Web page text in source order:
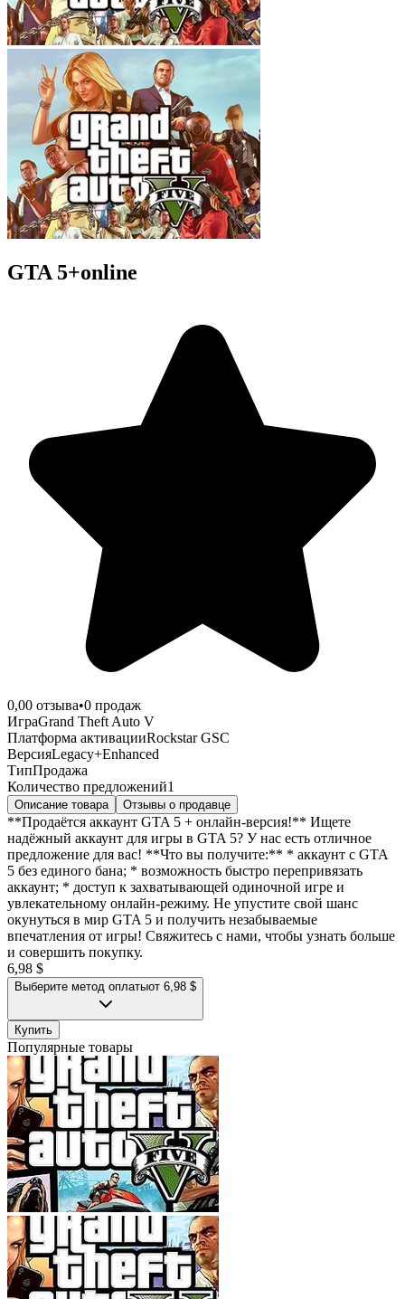
GTA 5+online
0,00 отзыва•0 продаж
ИграGrand Theft Auto V
Платформа активацииRockstar GSC
ВерсияLegacy+Enhanced
ТипПродажа
Количество предложений1
Описание товара Отзывы о продавце
**Продаётся аккаунт GTA 5 + онлайн-версия!** Ищете
надёжный аккаунт для игры в GTA 5? У нас есть отличное
предложение для вас! **Что вы получите:** * аккаунт с GTA
5 без единого бана; * возможность быстро перепривязать
аккаунт; * доступ к захватывающей одиночной игре и
увлекательному онлайн-режиму. Не упустите свой шанс
окунуться в мир GTA 5 и получить незабываемые
впечатления от игры! Свяжитесь с нами, чтобы узнать больше
и совершить покупку.
6,98 $
Выберите метод оплатыот 6,98 $
Купить
Популярные товары